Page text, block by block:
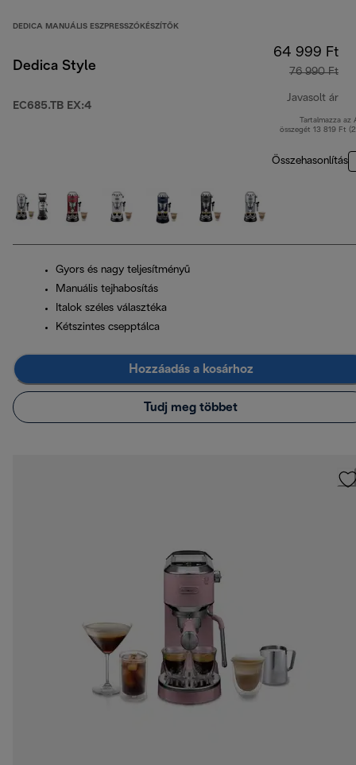
DEDICA MANUÁLIS ESZPRESSZÓKÉSZÍTŐK
Dedica Style
EC685.TB EX:4
64 999 Ft
76 990 Ft
Javasolt ár
Tartalmazza az
összegét 13 819 Ft
Összehasonlítás
Gyors és nagy teljesítményű
Manuális tejhabosítás
Italok széles választéka
Kétszintes csepptálca
Hozzáadás a kosárhoz
Tudj meg többet